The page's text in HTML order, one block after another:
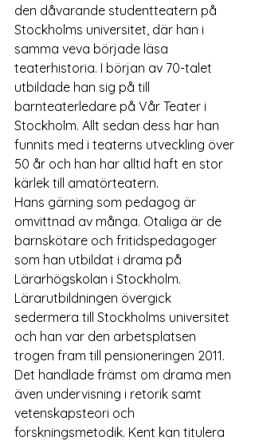
den dåvarande studentteatern på
Stockholms universitet, där han i
samma veva började läsa
teaterhistoria. I början av 70-talet
utbildade han sig på till
barnteaterledare på Vår Teater i
Stockholm. Allt sedan dess har han
funnits med i teaterns utveckling över
50 år och han har alltid haft en stor
kärlek till amatörteatern.
Hans gärning som pedagog är
omvittnad av många. Otaliga är de
barnskötare och fritidspedagoger
som han utbildat i drama på
Lärarhögskolan i Stockholm.
Lärarutbildningen övergick
sedermera till Stockholms universitet
och han var den arbetsplatsen
trogen fram till pensioneringen 2011.
Det handlade främst om drama men
även undervisning i retorik samt
vetenskapsteori och
forskningsmetodik. Kent kan titulera